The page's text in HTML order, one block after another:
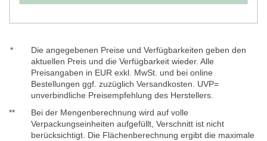
*
Die angegebenen Preise und Verfügbarkeiten geben den
aktuellen Preis und die Verfügbarkeit wieder. Alle
Preisangaben in EUR exkl. MwSt. und bei online
Bestellungen ggf. zuzüglich Versandkosten. UVP=
unverbindliche Preisempfehlung des Herstellers.
**
Bei der Mengenberechnung wird auf volle
Verpackungseinheiten aufgefüllt, Verschnitt ist nicht
berücksichtigt. Die Flächenberechnung ergibt die maximale